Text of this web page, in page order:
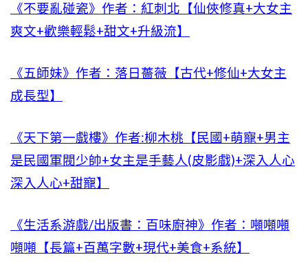
《不要亂碰瓷》作者：紅刺北【仙俠修真+大女主
爽文+歡樂輕鬆+甜文+升級流】
《五師妹》作者：落日薔薇【古代+修仙+大女主
成長型】
《天下第一戲樓》作者:柳木桃【民國+萌寵+男主
是民國軍閥少帥+女主是手藝人(皮影戲)+深入人心
深入人心+甜寵】
《生活系游戲/出版書：百味廚神》作者：噸噸噸
噸噸【長篇+百萬字數+現代+美食+系統】